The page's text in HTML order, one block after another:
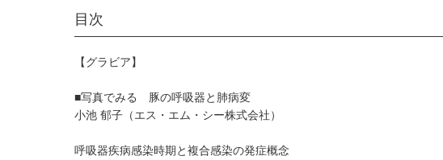
目次
【グラビア】
■写真でみる 豚の呼吸器と肺病変
小池 郁子（エス・エム・シー株式会社）
呼吸器疾病感染時期と複合感染の発症概念